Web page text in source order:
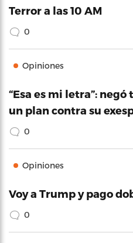
Terror a las 10 AM
0
Opiniones
“Esa es mi letra”:
un plan contra su
0
Opiniones
Voy a Trump y pago
0